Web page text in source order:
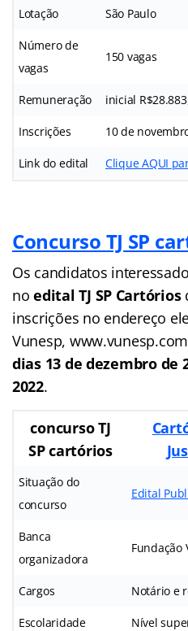
Lotação São Paulo
Número de
vagas
150 vagas
Remuneração inicial
Inscrições 10 de
Link do edital Clique AQUI
Concurso TJ SP
Os candidatos
noedital TJ SP Cartórios
inscrições no endereço
Vunesp,
dias 13 de dezembro de
2022.
concurso TJ
SP cartórios
Situação do
concurso
Edital
Banca
organizadora
Fundação
Cargos Notário e
Escolaridade Nível